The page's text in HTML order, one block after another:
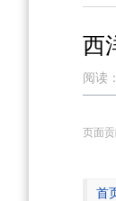
西
阅读：
到
到
页面
首